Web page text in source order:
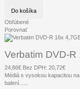
Do košíka
Obľúbené
Porovnať
Verbatim DVD-
24,86€ Bez DPH: 20,72€
Médiá s vysokou kapacitou
balení......